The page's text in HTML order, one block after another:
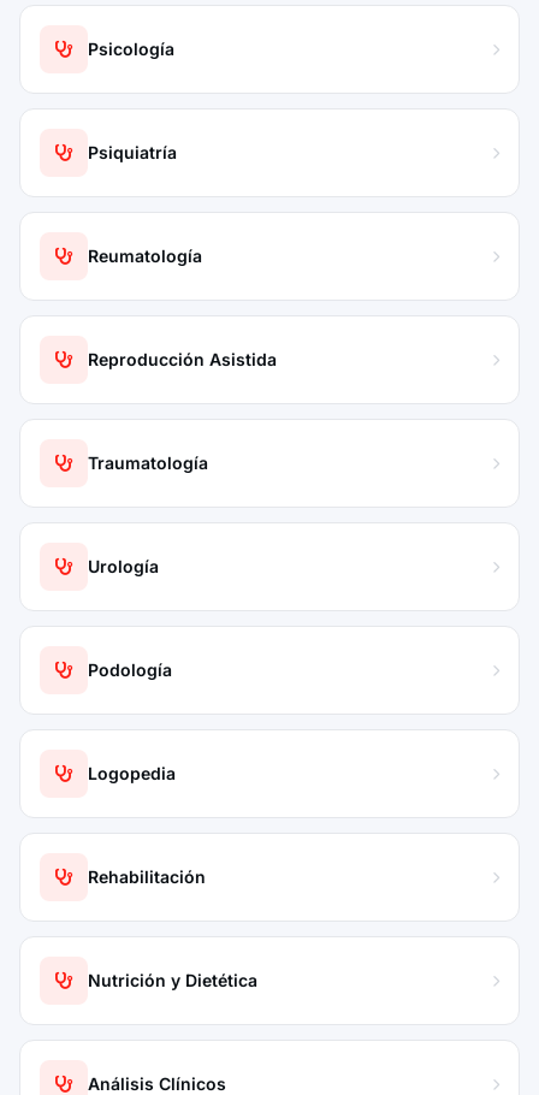
Psicología
Psiquiatría
Reumatología
Reproducción Asistida
Traumatología
Urología
Podología
Logopedia
Rehabilitación
Nutrición y Dietética
Análisis Clínicos